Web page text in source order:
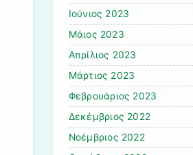
Ιούνιος 2023
Μάιος 2023
Απρίλιος 2023
Μάρτιος 2023
Φεβρουάριος 2023
Δεκέμβριος 2022
Νοέμβριος 2022